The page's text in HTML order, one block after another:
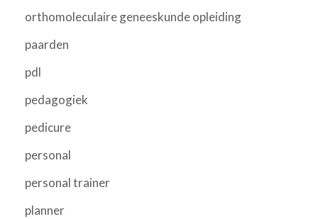
orthomoleculaire geneeskunde opleiding
paarden
pdl
pedagogiek
pedicure
personal
personal trainer
planner